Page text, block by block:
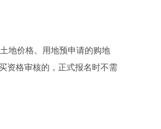
地价格。用地预申请的购地
资格审核的，正式报名时不需